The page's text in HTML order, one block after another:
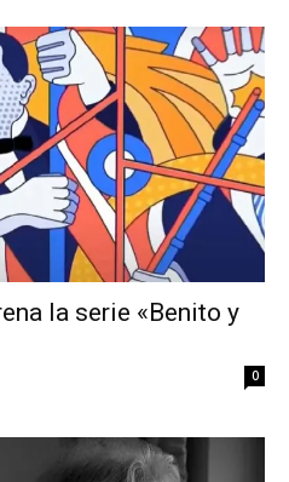
la serie «Benito y
0